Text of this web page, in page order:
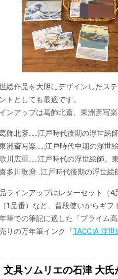
絵作品を大胆にデザインしたス
トとしても最適です。
ンアップは葛飾北斎、東洲斎写
飾北斎……江戸時代後期の浮世絵
洲斎写楽……江戸時代中期の浮世
川広重……江戸時代の浮世絵師。
多川歌麿…江戸時代後期の浮世絵
ラインアップはレターセット（
1品番）など、普段使いからギフ
筆での筆記に適した「プライム
りの万年筆インク「TACCIA 浮世
文具ソムリエの石津 大氏